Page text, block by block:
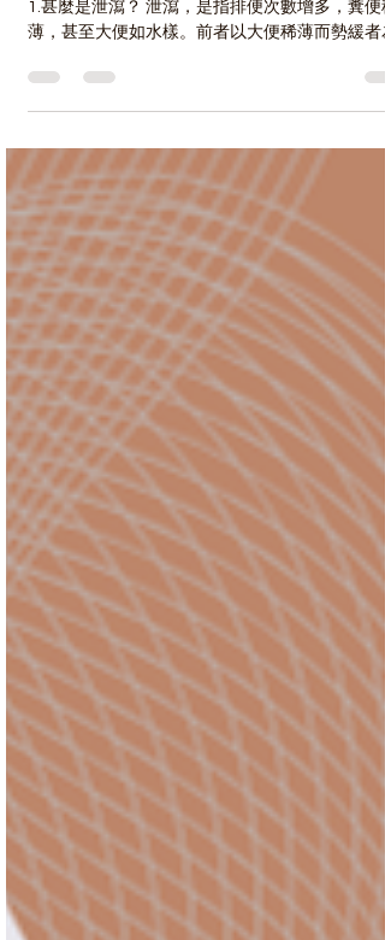
更新日期：07-OCT-2024 編寫日期：30-SEP-
1.甚麼是泄瀉？ 泄瀉，是指排便次數增多，糞便
洩，大便稀薄如水而直下者為瀉。 2.泄瀉的表現
甚麼？ 泄瀉是以 排便次數增多 ， 糞便稀薄...